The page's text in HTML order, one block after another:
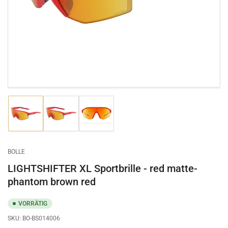
öffnen
Bild
Galerieansicht
Bild
Galerieansicht
Bild
Galerieansicht
BOLLE
LIGHTSHIFTER XL Sportbrille - red matte-
phantom brown red
VORRÄTIG
SKU: BO-BS014006